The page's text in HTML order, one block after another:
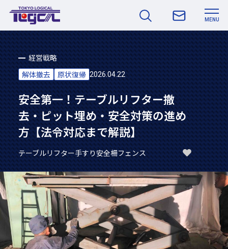
MENU
経営戦略
解体撤去
原状復帰 2026.04.22
安全第一！テーブルリフター撤
去・ピット埋め・安全対策の進め
方【法令対応まで解説】
テーブルリフター手すり安全柵フェンス